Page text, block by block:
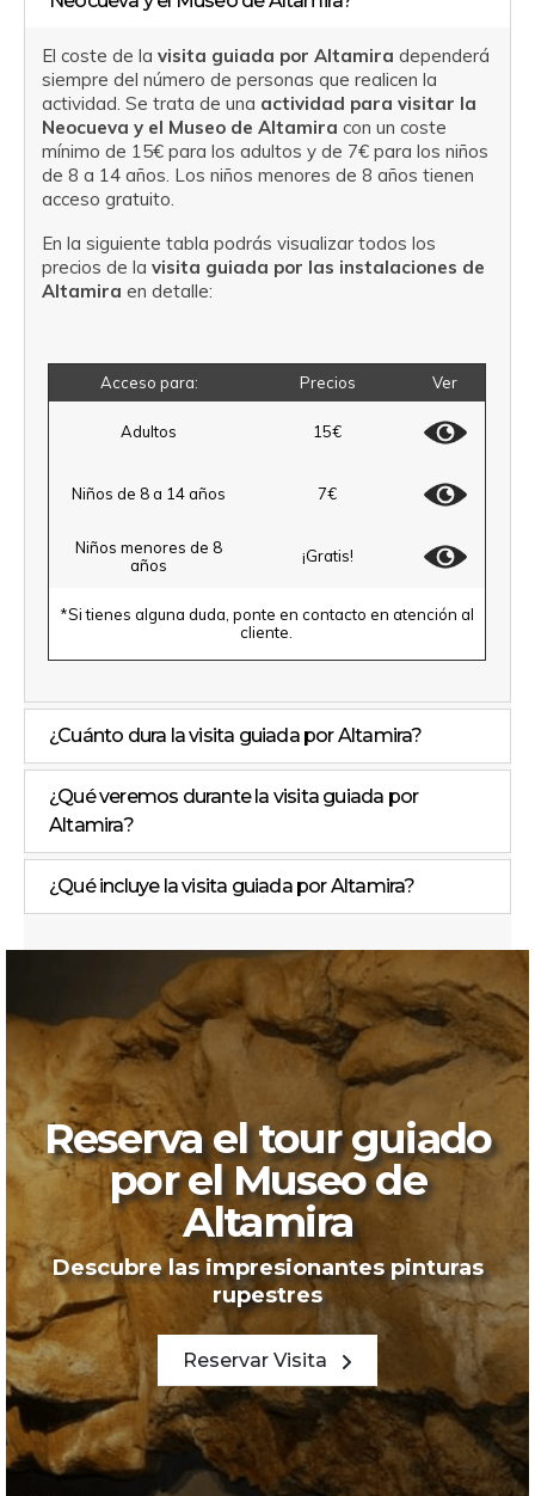
El coste de la visita guiada por Altamira dependerá
siempre del número de personas que realicen la
actividad. Se trata de una actividad para visitar la
Neocueva y el Museo de Altamira con un coste
mínimo de 15€ para los adultos y de 7€ para los niños
de 8 a 14 años. Los niños menores de 8 años tienen
acceso gratuito.
En la siguiente tabla podrás visualizar todos los
precios de la visita guiada por las instalaciones de
Altamira en detalle:
*Si tienes alguna duda, ponte en contacto en atención al
cliente.
Acceso para: Precios Ver
Adultos 15€
Niños de 8 a 14 años 7€
Niños menores de 8
años
¡Gratis!
¿Cuánto dura la visita guiada por Altamira?
¿Qué veremos durante la visita guiada por
Altamira?
¿Qué incluye la visita guiada por Altamira?
Reserva el tour guiado
por el Museo de
Altamira
Descubre las impresionantes pinturas
rupestres
Reservar Visita